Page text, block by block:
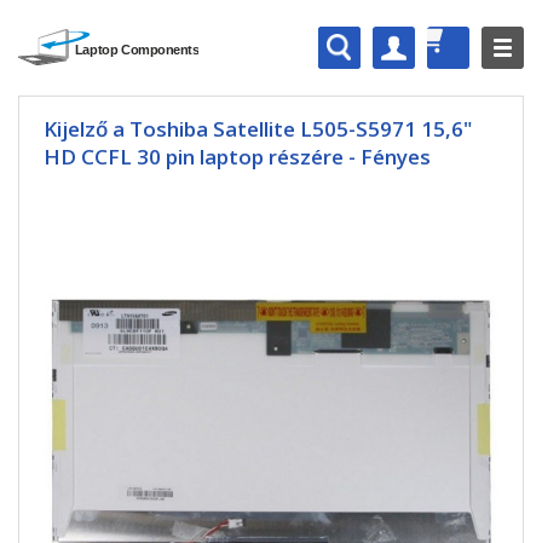
Kijelző a Toshiba Satellite L505-S5971 15,6"
HD CCFL 30 pin laptop részére - Fényes